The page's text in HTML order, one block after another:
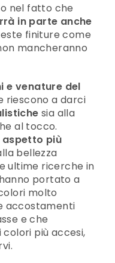
nel fatto che
in parte anche
finiture come
mancheranno
e venature del
riescono a darci
sia alla
al tocco.
aspetto più
bellezza
ultime ricerche in
portato a
molto
accostamenti
e che
più accesi,